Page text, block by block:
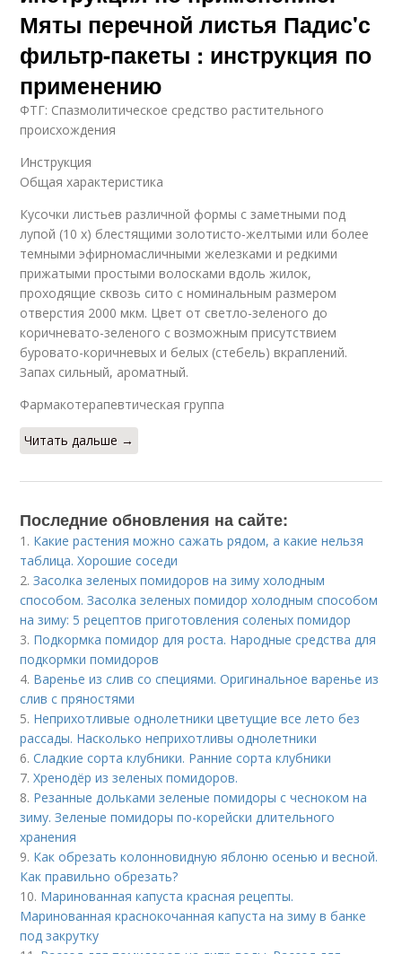
Мяты перечной листья Падис'с
фильтр-пакеты : инструкция по
применению
ФТГ: Спазмолитическое средство растительного
происхождения
Инструкция
Общая характеристика
Кусочки листьев различной формы с заметными под
лупой (10 х) блестящими золотисто-желтыми или более
темными эфирномасличными железками и редкими
прижатыми простыми волосками вдоль жилок,
проходящие сквозь сито с номинальным размером
отверстия 2000 мкм. Цвет от светло-зеленого до
коричневато-зеленого с возможным присутствием
буровато-коричневых и белых (стебель) вкраплений.
Запах сильный, ароматный.
Фармакотерапевтическая группа
Читать дальше →
Последние обновления на сайте:
1. Какие растения можно сажать рядом, а какие нельзя
таблица. Хорошие соседи
2.Засолка зеленых помидоров на зиму холодным
способом. Засолка зеленых помидор холодным способом
на зиму: 5 рецептов приготовления соленых помидор
3. Подкормка помидор для роста. Народные средства для
подкормки помидоров
4. Варенье из слив со специями. Оригинальное варенье из
слив с пряностями
5. Неприхотливые однолетники цветущие все лето без
рассады. Насколько неприхотливы однолетники
6.Сладкие сорта клубники. Ранние сорта клубники
7.Хренодёр из зеленых помидоров.
8. Резанные дольками зеленые помидоры с чесноком на
зиму. Зеленые помидоры по-корейски длительного
хранения
9. Как обрезать колонновидную яблоню осенью и весной.
Как правильно обрезать?
10. Маринованная капуста красная рецепты.
Маринованная краснокочанная капуста на зиму в банке
под закрутку